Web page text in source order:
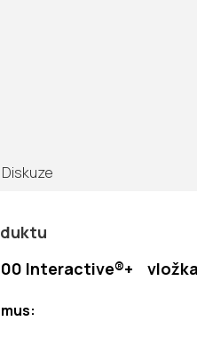
Diskuze
Interactive®+